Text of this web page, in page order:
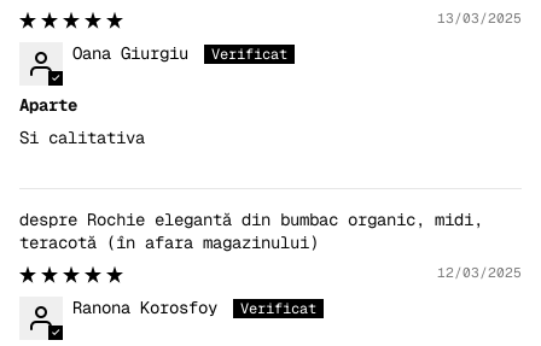
13/03/2025
Oana Giurgiu
Aparte
Si calitativa
Rochie elegantă din bumbac organic, midi,
teracotă
12/03/2025
Ranona Korosfoy